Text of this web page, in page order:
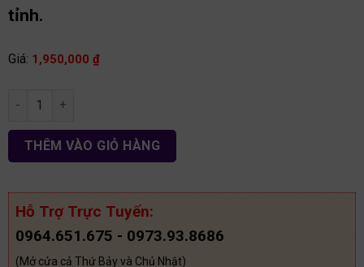
tỉnh.
Giá: 1,950,000 ₫
Tủ giày cánh mây 1m20 gỗ MDF TG63 số lượng
THÊM VÀO GIỎ HÀNG
Hỗ Trợ Trực Tuyến:
0964.651.675 - 0973.93.8686
(Mở cửa cả Thứ Bảy và Chủ Nhật)